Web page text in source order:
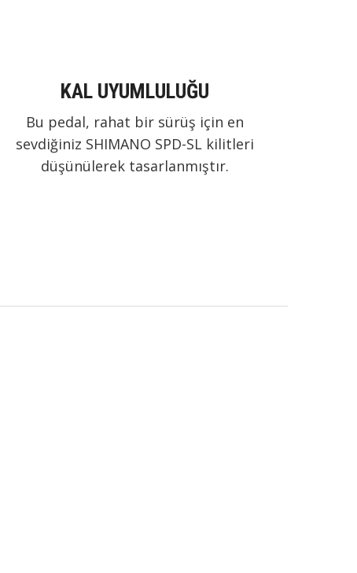
KAL UYUMLULUĞU
Bu pedal, rahat bir sürüş için en
sevdiğiniz SHIMANO SPD-SL kilitleri
düşünülerek tasarlanmıştır.